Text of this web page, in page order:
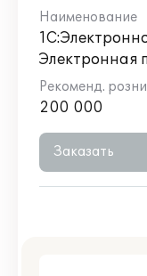
Электронная
200 000
Заказать